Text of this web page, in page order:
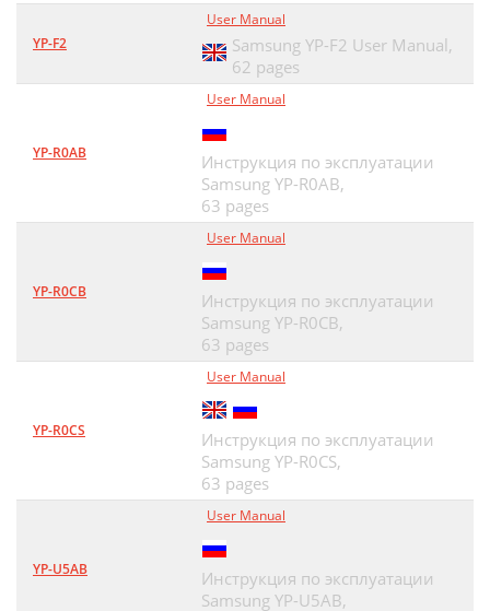
YP-F2
User Manual
Samsung YP-F2 User Manual,
62 pages
YP-R0AB
User Manual
Инструкция по эксплуатации
Samsung YP-R0AB,
63 pages
YP-R0CB
User Manual
Инструкция по эксплуатации
Samsung YP-R0CB,
63 pages
YP-R0CS
User Manual
Инструкция по эксплуатации
Samsung YP-R0CS,
63 pages
YP-U5AB
User Manual
Инструкция по эксплуатации
Samsung YP-U5AB,